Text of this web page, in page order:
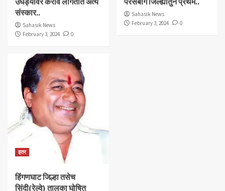
संस्कार..
Sahasik News
February 3, 2024
0
Sahasik News
February 3, 2024
0
इतर
हिंगणघाट जिल्हा तसेच
सिंदी(रेल्वे) तालुका घोषित